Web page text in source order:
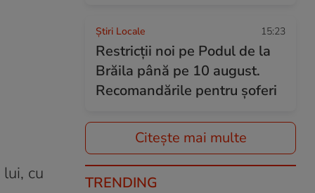
cu
Știri Locale 15:23
Restricții noi pe Podul de la
Brăila până pe 10 august.
Recomandările pentru șoferi
Citește mai multe
TRENDING